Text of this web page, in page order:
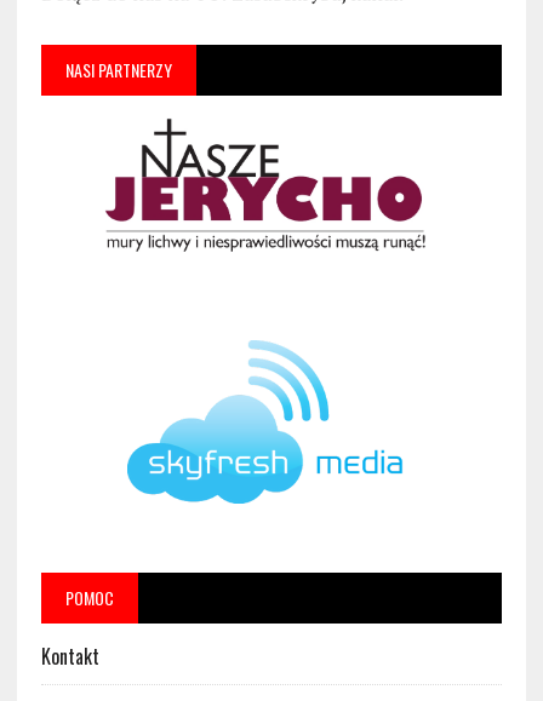
NASI PARTNERZY
POMOC
Kontakt